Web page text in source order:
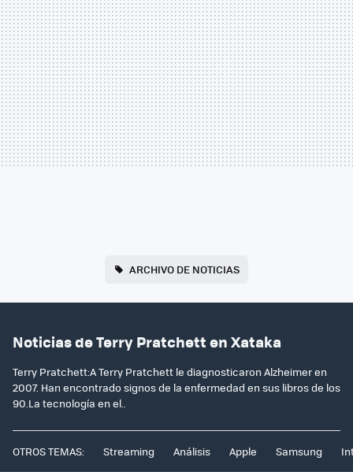
ARCHIVO DE NOTICIAS
Noticias de Terry Pratchett en Xataka
Terry Pratchett:A Terry Pratchett le diagnosticaron Alzheimer en
2007. Han encontrado signos de la enfermedad en sus libros de los
90.La tecnología en el..
OTROS TEMAS: Streaming Análisis Apple Samsung